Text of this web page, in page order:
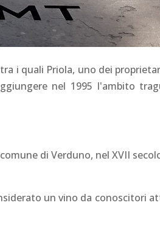
i quali Priola, uno dei
nel 1995 l'ambito
di Verduno, nel XVII
un vino da conoscitori